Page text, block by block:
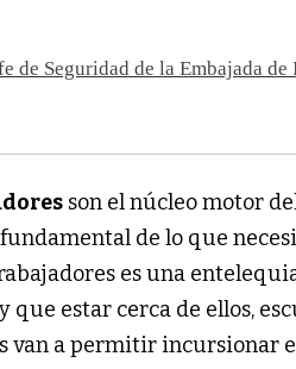
de Seguridad de la Embajada de
son el núcleo motor
de lo que
es una
que estar cerca de ellos,
van a permitir incursionar